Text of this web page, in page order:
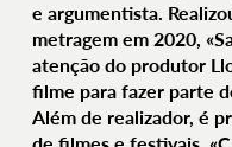
e argumentista.
metragem em 2020,
atenção do produtor
filme para fazer parte
Além de realizador, é